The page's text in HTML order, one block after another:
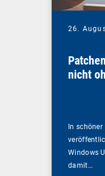
26.
nicht
In
Windows
damit…